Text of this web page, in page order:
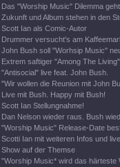
Das "Worship Music" Dilemma
Zukunft und Album stehen in den
Scott Ian als Comic-Autor
Drummer versucht's am
John Bush soll "Worhsip Music"
Extrem saftiger "Among The
"Antisocial" live feat. John Bush.
"Wir wollen die Reunion mit John
Live mit Bush. Happy mit Bush!
Scott Ian Stellungnahme!
Dan Nelson wieder raus. Bush
"Worship Music" Release-Date
Scotti Ian mit weiteren Infos und
Show auf der Themse
"Worship Music* wird das härteste